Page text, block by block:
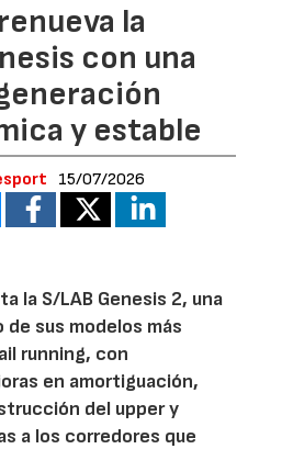
la
con una
y estable
15/07/2026
la S/LAB Genesis 2, una
de sus modelos más
running, con
en amortiguación,
del upper y
a los corredores que